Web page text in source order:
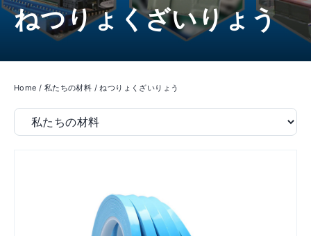
ねつりょくざいりょう
Home / 私たちの材料 / ねつりょくざいりょう
Filter